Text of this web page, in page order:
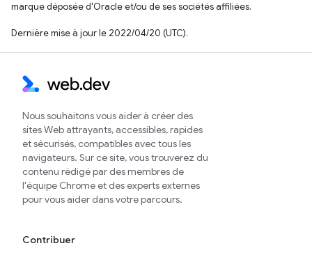
marque déposée d'Oracle et/ou de ses sociétés affiliées.
Dernière mise à jour le 2022/04/20 (UTC).
Nous souhaitons vous aider à créer des
sites Web attrayants, accessibles, rapides
et sécurisés, compatibles avec tous les
navigateurs. Sur ce site, vous trouverez du
contenu rédigé par des membres de
l'équipe Chrome et des experts externes
pour vous aider dans votre parcours.
Contribuer